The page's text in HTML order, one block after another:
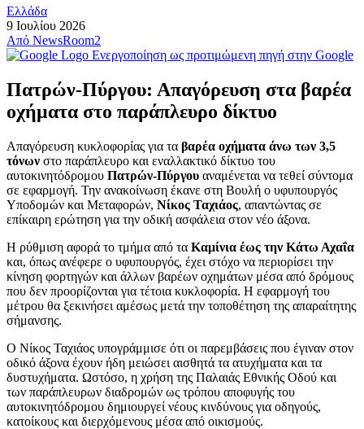
Ελλάδα
9 Ιουλίου 2026
Από NewsRoom2
Ενεργοποίηση ως προτιμώμενη πηγή στην Google
Πατρών-Πύργου: Απαγόρευση στα βαρέα
οχήματα στο παράπλευρο δίκτυο
Απαγόρευση κυκλοφορίας για τα βαρέα οχήματα άνω των 3,5
τόνων στο παράπλευρο και εναλλακτικό δίκτυο του
αυτοκινητόδρομου Πατρών-Πύργου αναμένεται να τεθεί σύντομα
σε εφαρμογή. Την ανακοίνωση έκανε στη Βουλή ο υφυπουργός
Υποδομών και Μεταφορών, Νίκος Ταχιάος, απαντώντας σε
επίκαιρη ερώτηση για την οδική ασφάλεια στον νέο άξονα.
Η ρύθμιση αφορά το τμήμα από τα Καμίνια έως την Κάτω Αχαΐα
και, όπως ανέφερε ο υφυπουργός, έχει στόχο να περιορίσει την
κίνηση φορτηγών και άλλων βαρέων οχημάτων μέσα από δρόμους
που δεν προορίζονται για τέτοια κυκλοφορία. Η εφαρμογή του
μέτρου θα ξεκινήσει αμέσως μετά την τοποθέτηση της απαραίτητης
σήμανσης.
Ο Νίκος Ταχιάος υπογράμμισε ότι οι παρεμβάσεις που έγιναν στον
οδικό άξονα έχουν ήδη μειώσει αισθητά τα ατυχήματα και τα
δυστυχήματα. Ωστόσο, η χρήση της Παλαιάς Εθνικής Οδού και
των παράπλευρων διαδρομών ως τρόπου αποφυγής του
αυτοκινητόδρομου δημιουργεί νέους κινδύνους για οδηγούς,
κατοίκους και διερχόμενους μέσα από οικισμούς.